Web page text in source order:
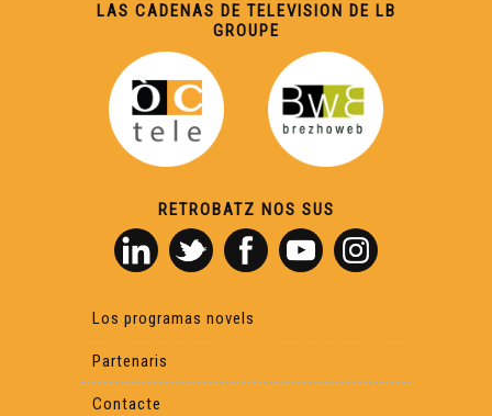
LAS CADENAS DE TELEVISION DE LB
GROUPE
RETROBATZ NOS SUS
Los programas novels
Partenaris
Contacte